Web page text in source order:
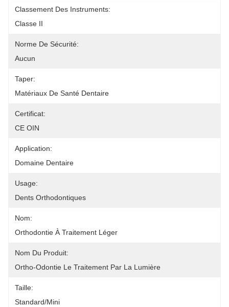
Classement Des Instruments:
Classe II
Norme De Sécurité:
Aucun
Taper:
Matériaux De Santé Dentaire
Certificat:
CE OIN
Application:
Domaine Dentaire
Usage:
Dents Orthodontiques
Nom:
Orthodontie À Traitement Léger
Nom Du Produit:
Ortho-Odontie Le Traitement Par La Lumière
Taille:
Standard/Mini